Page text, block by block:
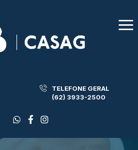
TELEFONE GERAL
(62) 3933-2500